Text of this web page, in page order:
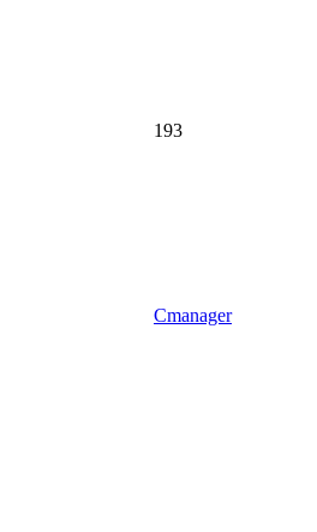
193
Cmanager